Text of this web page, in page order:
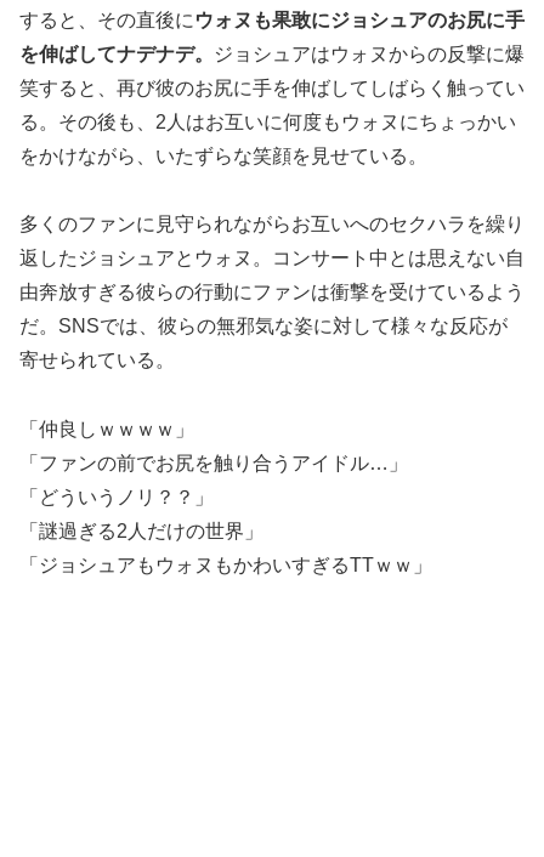
すると、その直後に ウォヌも果敢にジョシュアのお尻に手
を伸ばしてナデナデ。
ジョシュアはウォヌからの反撃に爆
笑すると、再び彼のお尻に手を伸ばしてしばらく触ってい
る。その後も、2人はお互いに何度もウォヌにちょっかい
をかけながら、いたずらな笑顔を見せている。
多くのファンに見守られながらお互いへのセクハラを繰り
返したジョシュアとウォヌ。コンサート中とは思えない自
由奔放すぎる彼らの行動にファンは衝撃を受けているよう
だ。SNSでは、彼らの無邪気な姿に対して様々な反応が
寄せられている。
「仲良しｗｗｗｗ」
「ファンの前でお尻を触り合うアイドル…」
「どういうノリ？？」
「謎過ぎる2人だけの世界」
「ジョシュアもウォヌもかわいすぎるTTｗｗ」